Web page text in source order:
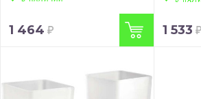
1 464 1 533